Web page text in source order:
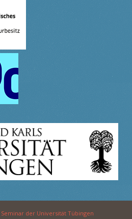
Seminar der Universität Tübingen